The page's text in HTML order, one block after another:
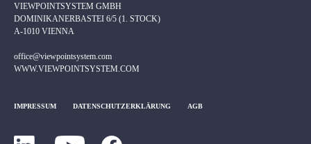
VIEWPOINTSYSTEM GMBH
DOMINIKANERBASTEI 6/5 (1. STOCK)
A-1010 VIENNA
office@viewpointsystem.com
WWW.VIEWPOINTSYSTEM.COM
IMPRESSUM DATENSCHUTZERKLÄRUNG AGB